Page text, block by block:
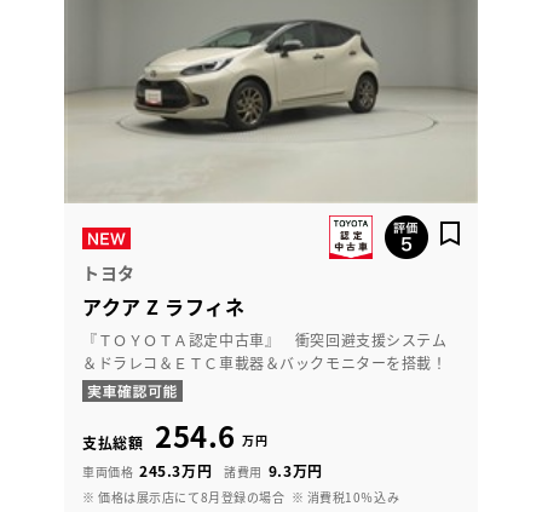
トヨタ
アクア Z ラフィネ
『ＴＯＹＯＴＡ認定中古車』 衝突回避支援システム
＆ドラレコ＆ＥＴＣ車載器＆バックモニターを搭載！
支払総額 254.6 万円
車両価格 245.3万円 諸費用 9.3万円
※ 価格は展示店にて8月登録の場合 ※ 消費税10％込み